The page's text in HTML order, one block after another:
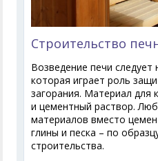
Строительство
Возведение печи следует
которая играет роль
загорания. Материал для
и цементный раствор.
материалов вместо
глины и песка – по
строительства.